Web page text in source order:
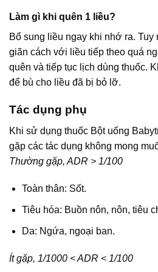
Làm gì khi quên 1 liều?
Bổ sung liều ngay khi nhớ ra.
giãn cách với liều tiếp theo quá
quên và tiếp tục lịch dùng thuốc.
để bù cho liều đã bị bỏ lỡ.
Tác dụng phụ
Khi sử dụng thuốc Bột uống
gặp các tác dụng không mong
Thường gặp, ADR > 1/100
Toàn thân: Sốt.
Tiêu hóa: Buồn nôn, nôn, tiêu
Da: Ngứa, ngoại ban.
Ít gặp, 1/1000 < ADR < 1/100